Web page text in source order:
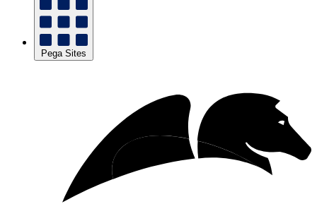
Pega Sites